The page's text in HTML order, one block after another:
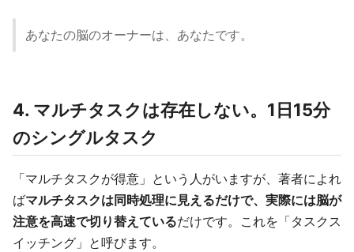
あなたの脳のオーナーは、あなたです。
4. マルチタスクは存在しない。1日15分
のシングルタスク
「マルチタスクが得意」という人がいますが、著者によれ
ばマルチタスクは同時処理に見えるだけで、実際には脳が
注意を高速で切り替えているだけです。これを「タスクス
イッチング」と呼びます。